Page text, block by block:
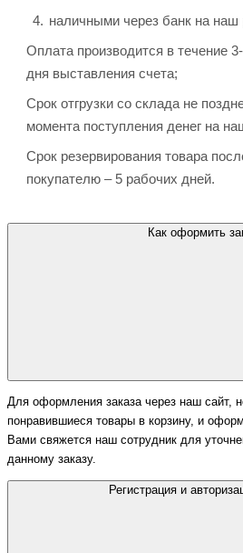
наличными через банк на наш
Оплата производится в течение
дня выставления счета;
Срок отгрузки со склада не
момента поступления денег на
Срок резервирования товара
покупателю – 5 рабочих дней.
Как оформить
Для оформления заказа через наш сайт,
понравившиеся товары в корзину, и
Вами свяжется наш сотрудник для
данному заказу.
Регистрация и